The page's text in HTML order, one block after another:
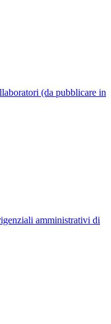
(da pubblicare in
amministrativi di